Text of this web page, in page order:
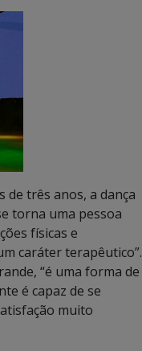
de três anos, a dança
torna uma pessoa
físicas e
caráter terapêutico”.
“é uma forma de
é capaz de se
muito